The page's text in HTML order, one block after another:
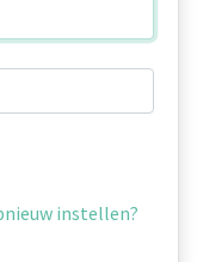
instellen?